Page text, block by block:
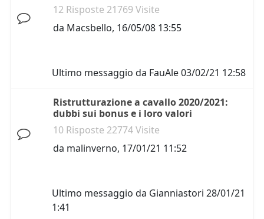
12 Risposte 21769 Visite
da Macsbello, 16/05/08 13:55
Ultimo messaggio da FauAle03/02/21 12:58
Ristrutturazione a cavallo 2020/2021:
dubbi sui bonus e i loro valori
10 Risposte 22774 Visite
da malinverno, 17/01/21 11:52
Ultimo messaggio da Gianniastori 28/01/21
1:41